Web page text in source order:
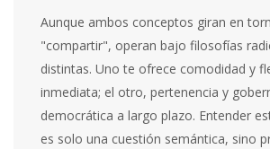
Aunque ambos conceptos giran en
"compartir", operan bajo filosofías
distintas. Uno te ofrece comodidad y
inmediata; el otro, pertenencia y
democrática a largo plazo. Entender
es solo una cuestión semántica, sino